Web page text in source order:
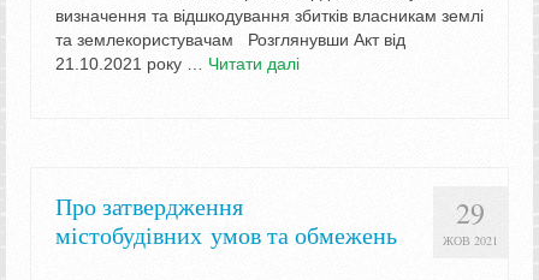
визначення та відшкодування збитків власникам землі
та землекористувачам Розглянувши Акт від
21.10.2021 року … Читати далі
29
ЖОВ 2021
Про затвердження
містобудівних умов та обмежень